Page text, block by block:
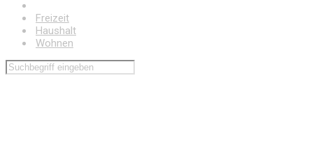
Freizeit
Haushalt
Wohnen